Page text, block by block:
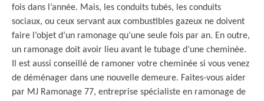
fois dans l’année. Mais, les conduits tubés, les conduits
sociaux, ou ceux servant aux combustibles gazeux ne doivent
faire l’objet d’un ramonage qu’une seule fois par an. En outre,
un ramonage doit avoir lieu avant le tubage d’une cheminée.
Il est aussi conseillé de ramoner votre cheminée si vous venez
de déménager dans une nouvelle demeure. Faites-vous aider
par MJ Ramonage 77, entreprise spécialiste en ramonage de